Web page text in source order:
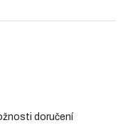
doručení